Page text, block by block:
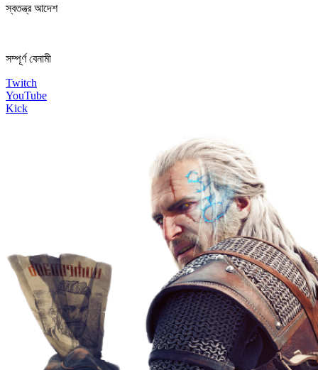
স্বতন্ত্র আদেশ
সম্পূর্ণ বেনামী
Twitch
YouTube
Kick